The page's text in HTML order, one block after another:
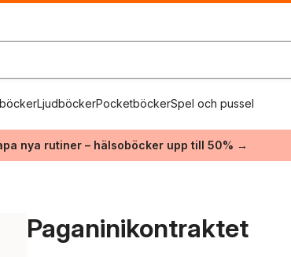
LjudböckerPocketböckerSpel och pussel
nya rutiner – hälsoböcker upp till 50% →
Paganinikontraktet